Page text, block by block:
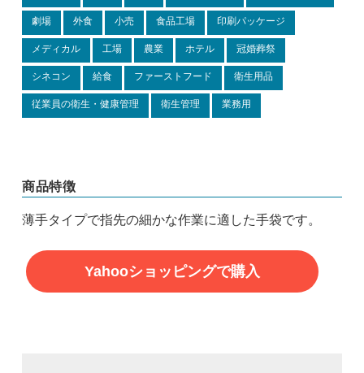
劇場 外食 小売 食品工場 印刷パッケージ
メディカル 工場 農業 ホテル 冠婚葬祭
シネコン 給食 ファーストフード 衛生用品
従業員の衛生・健康管理 衛生管理 業務用
商品特徴
薄手タイプで指先の細かな作業に適した手袋です。
Yahooショッピングで購入